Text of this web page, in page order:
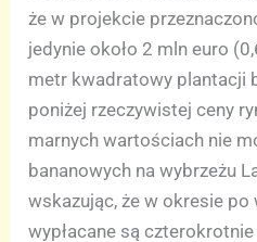
że w projekcie
jedynie około 2 mln euro
metr kwadratowy plantacji
poniżej rzeczywistej ceny
marnych wartościach nie
bananowych na wybrzeżu
wskazując, że w okresie po
wypłacane są